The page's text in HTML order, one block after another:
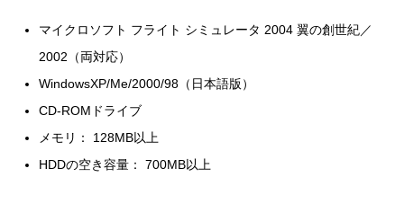
マイクロソフト フライト シミュレータ 2004 翼の創世紀／
2002（両対応）
WindowsXP/Me/2000/98（日本語版）
CD-ROMドライブ
メモリ： 128MB以上
HDDの空き容量： 700MB以上